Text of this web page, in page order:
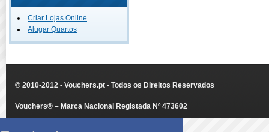
Criar Lojas Online
Alugar Quartos
© 2010-2012 - Vouchers.pt - Todos os Direitos Reservados
Vouchers® – Marca Nacional Registada Nº 473602